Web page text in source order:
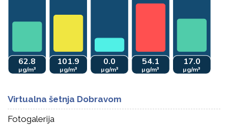
Virtualna šetnja Dobravom
Fotogalerija